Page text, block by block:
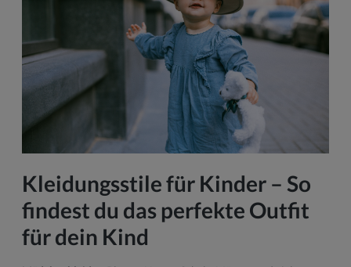
Kleidungsstile für Kinder – So
findest du das perfekte Outfit
für dein Kind